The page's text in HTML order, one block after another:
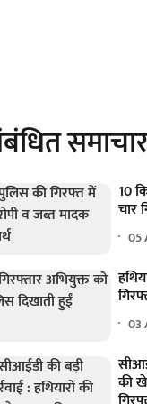
समाचार
10
चार
05
03
की